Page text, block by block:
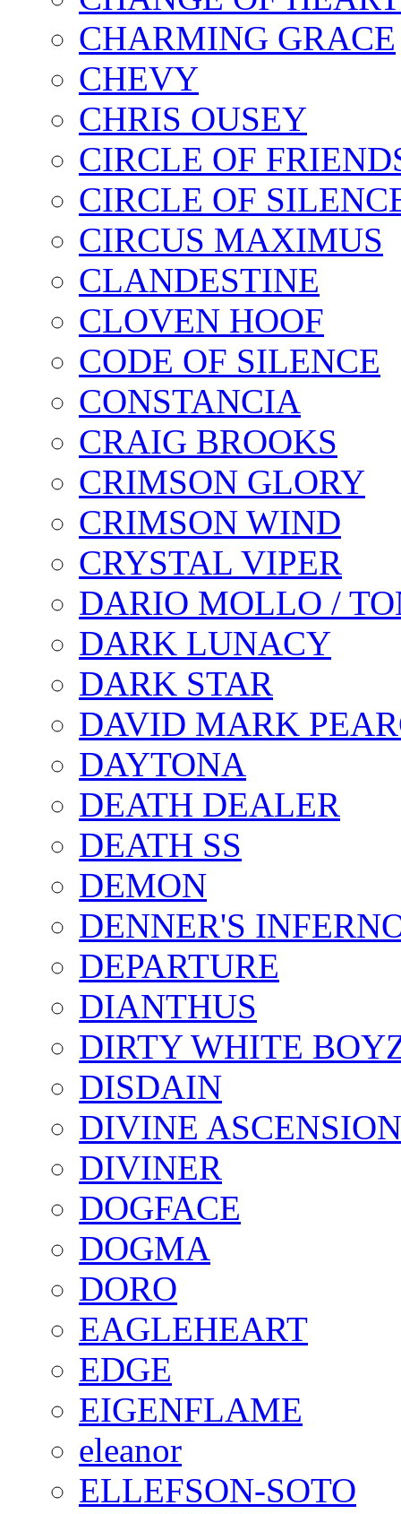
CHARMING GRACE
CHEVY
CHRIS OUSEY
CIRCLE OF
CIRCLE OF
CIRCUS MAXIMUS
CLANDESTINE
CLOVEN HOOF
CODE OF SILENCE
CONSTANCIA
CRAIG BROOKS
CRIMSON GLORY
CRIMSON WIND
CRYSTAL VIPER
DARIO MOLLO /
DARK LUNACY
DARK STAR
DAVID MARK
DAYTONA
DEATH DEALER
DEATH SS
DEMON
DENNER'S
DEPARTURE
DIANTHUS
DIRTY WHITE
DISDAIN
DIVINE ASCENSION
DIVINER
DOGFACE
DOGMA
DORO
EAGLEHEART
EDGE
EIGENFLAME
eleanor
ELLEFSON-SOTO